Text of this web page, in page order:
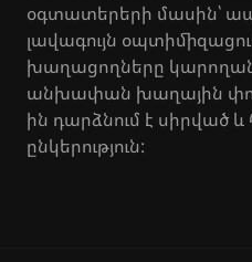
օգտատերերի մասին՝
լավագույն
խաղացողները
անխափան խաղային
ին դարձնում է սիրված
ընկերություն: